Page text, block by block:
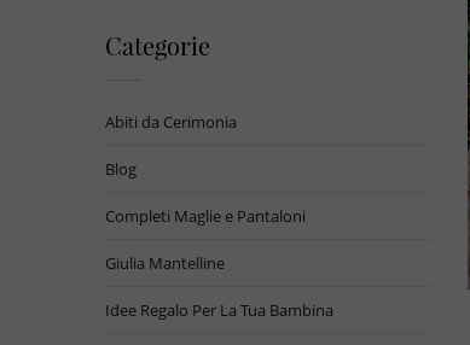
Categorie
Abiti da Cerimonia
Blog
Completi Maglie e Pantaloni
Giulia Mantelline
Idee Regalo Per La Tua Bambina